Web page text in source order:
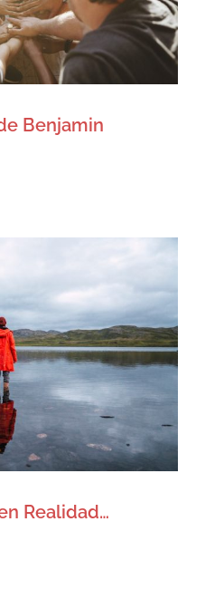
Benjamin
en Realidad…
Realidad…